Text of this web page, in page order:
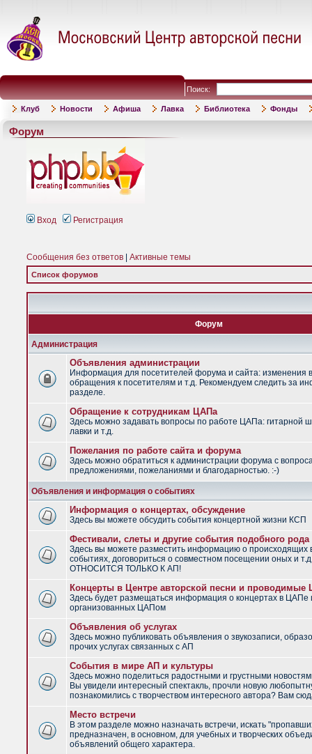
Поиск:
Клуб Новости Афиша Лавка Библиотека Фонды
Форум
Вход Регистрация
Сообщения без ответов Активные темы
Список форумов
Форум
Администрация
Объявления администрации
Информация для посетителей форума и сайта: изменения
обращения к посетителям и т.д. Рекомендуем следить за
разделе.
Обращение к сотрудникам ЦАПа
Здесь можно задавать вопросы по работе ЦАПа: гитарной
лавки и т.д.
Пожелания по работе сайта и форума
Здесь можно обратиться к администрации форума с
предложениями, пожеланиями и благодарностью. :-)
Объявления и информация о событиях
Информация о концертах, обсуждение
Здесь вы можете обсудить события концертной жизни КСП
Фестивали, слеты и другие события подобного рода
Здесь вы можете разместить информацию о
событиях, договориться о совместном посещении оных и
ОТНОСИТСЯ ТОЛЬКО К АП!
Концерты в Центре авторской песни и
Здесь будет размещаться информация о концертах в ЦАПе
организованных ЦАПом
Объявления об услугах
Здесь можно публиковать объявления о звукозаписи,
прочих услугах связанных с АП
События в мире АП и культуры
Здесь можно поделиться радостными и грустными
Вы увидели интересный спектакль, прочли новую
познакомились с творчеством интересного автора? Вам
Место встречи
В этом разделе можно назначать встречи, искать
предназначен, в основном, для учебных и творческих
объявлений общего характера.